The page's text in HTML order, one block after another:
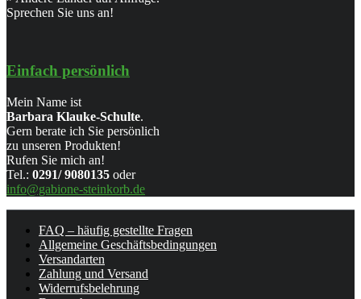
Sprechen Sie uns an!
Einfach persönlich
Mein Name ist
Barbara Klauke-Schulte.
Gern berate ich Sie persönlich
zu unseren Produkten!
Rufen Sie mich an!
Tel.: 0291/ 9080135 oder
info@gabione-steinkorb.de
FAQ – häufig gestellte Fragen
Allgemeine Geschäftsbedingungen
Versandarten
Zahlung und Versand
Widerrufsbelehrung